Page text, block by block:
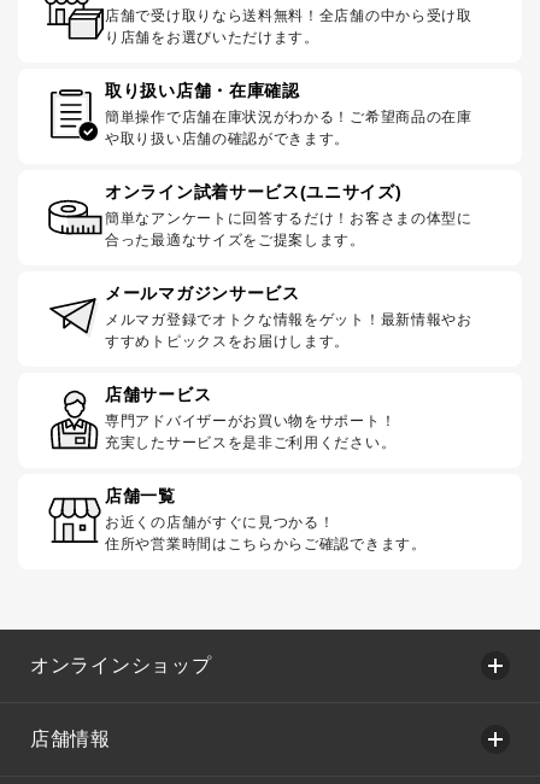
店舗で受け取りなら送料無料！全店舗の中から受け取
り店舗をお選びいただけます。
取り扱い店舗・在庫確認
簡単操作で店舗在庫状況がわかる！ご希望商品の在庫
や取り扱い店舗の確認ができます。
オンライン試着サービス(ユニサイズ)
簡単なアンケートに回答するだけ！お客さまの体型に
合った最適なサイズをご提案します。
メールマガジンサービス
メルマガ登録でオトクな情報をゲット！最新情報やお
すすめトピックスをお届けします。
店舗サービス
専門アドバイザーがお買い物をサポート！
充実したサービスを是非ご利用ください。
店舗一覧
お近くの店舗がすぐに見つかる！
住所や営業時間はこちらからご確認できます。
オンラインショップ
店舗情報